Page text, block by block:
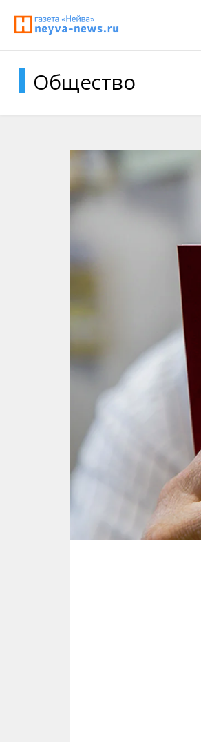
Общество